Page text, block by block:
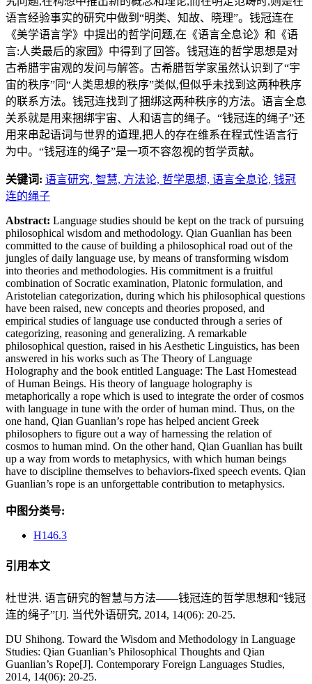
语言经验事实的研究中做到“明类、知故、晓理”。钱冠连在
《美学语言学》中提出的哲学问题,在《语言全息论》和《语
言:人类最后的家园》中得到了回答。钱冠连的哲学思想是对
古希腊宇宙观的发问与解答。古希腊哲学家虽然认识到了“宇
宙的秩序”同“人类思想的秩序”类似,但似乎未找到这两种秩序
的联系方法。钱冠连找到了捆绑这两种秩序的方法。语言全息
关系就是用来捆绑宇宙、人和语言的绳子。“钱冠连的绳子”还
用来串起语词与世界的道理,把人的存在维系在程式性语言行
为中。“钱冠连的绳子”是一项不容忽视的哲学贡献。
关键词: 语言研究, 智慧, 方法论, 哲学思想, 语言全息论, 钱冠
连的绳子
Abstract: Language studies should be kept on the track of pursuing
philosophical wisdom and methodology. Qian Guanlian has been
committed to the cause of building a philosophical road out of the
jungles of daily language use, by means of transforming wisdom
into theories and methodologies. His commitment is a fruitful
combination of Socratic examination, Platonic formulation, and
Aristotelian categorization, during which his philosophical questions
have been raised, new concepts and theories proposed, and
empirical studies of language use conducted through a series of
categorizing, reasoning and generalizing. A remarkable
philosophical question, raised in his Aesthetic Linguistics, has been
answered in his works such as The Theory of Language
Holography and the book entitled Language: The Last Homestead
of Human Beings. His theory of language holography is
metaphorically a rope which is used to integrate the order of cosmos
with language in tune with the order of human mind. Thus, on the
one hand, Qian Guanlian’s rope has helped ancient Greek
philosophers to figure out a way of harnessing the relation of
cosmos to human mind. On the other hand, Qian Guanlian has built
up a way from words to metaphysics, with which human beings
have to discipline themselves to behaviors-fixed speech events. Qian
Guanlian’s rope is an unforgettable contribution to metaphysics.
中图分类号:
H146.3
引用本文
杜世洪. 语言研究的智慧与方法——钱冠连的哲学思想和“钱冠
连的绳子”[J]. 当代外语研究, 2014, 14(06): 20-25.
DU Shihong. Toward the Wisdom and Methodology in Language
Studies: Qian Guanlian’s Philosophical Thoughts and Qian
Guanlian’s Rope[J]. Contemporary Foreign Languages Studies,
2014, 14(06): 20-25.